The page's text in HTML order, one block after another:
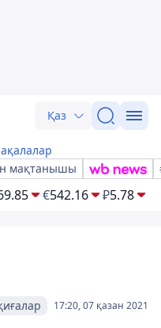
Қаз
мақтанышы
€542.16 ₽5.78
17:20, 07 қазан 2021